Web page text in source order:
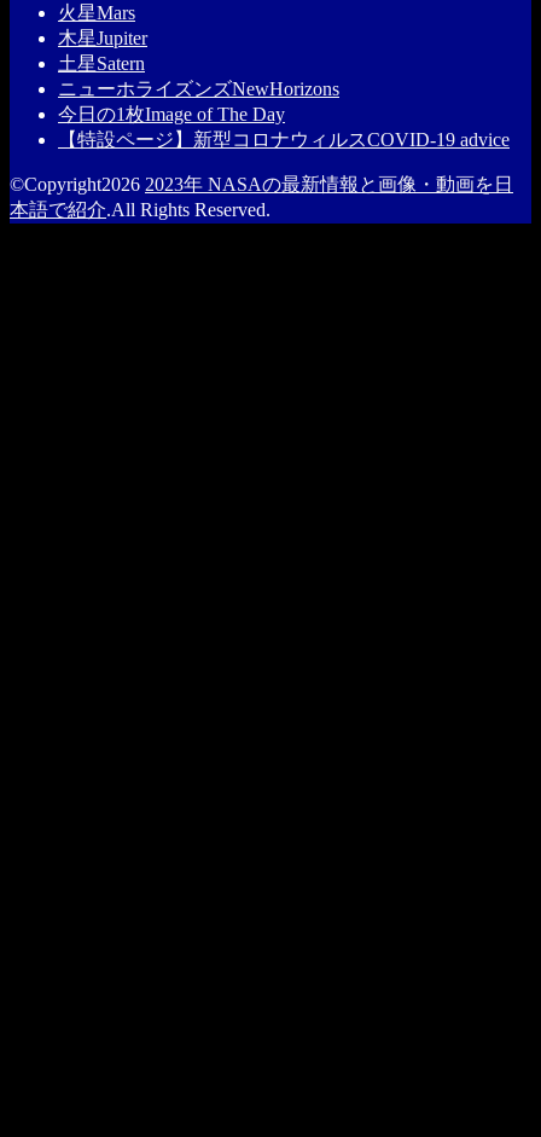
火星Mars
木星Jupiter
土星Satern
ニューホライズンズNewHorizons
今日の1枚Image of The Day
【特設ページ】新型コロナウィルスCOVID-19 advice
©Copyright2026 2023年 NASAの最新情報と画像・動画を日
本語で紹介.All Rights Reserved.